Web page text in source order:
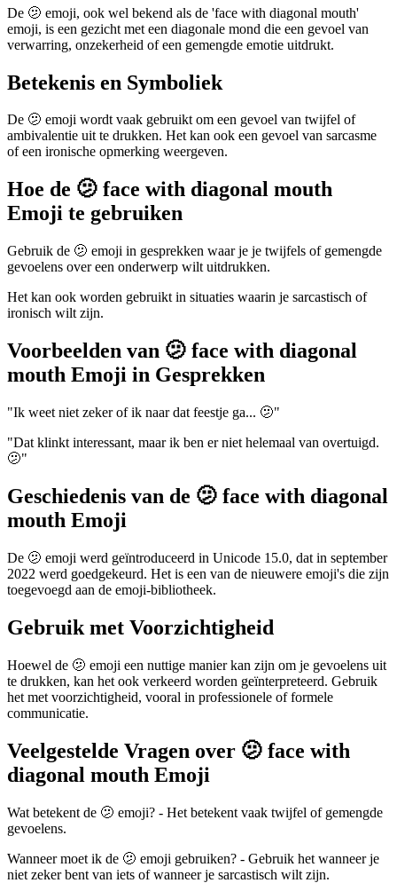
De 🫤 emoji, ook wel bekend als de 'face with diagonal mouth'
emoji, is een gezicht met een diagonale mond die een gevoel van
verwarring, onzekerheid of een gemengde emotie uitdrukt.
Betekenis en Symboliek
De 🫤 emoji wordt vaak gebruikt om een gevoel van twijfel of
ambivalentie uit te drukken. Het kan ook een gevoel van sarcasme
of een ironische opmerking weergeven.
Hoe de 🫤 face with diagonal mouth
Emoji te gebruiken
Gebruik de 🫤 emoji in gesprekken waar je je twijfels of gemengde
gevoelens over een onderwerp wilt uitdrukken.
Het kan ook worden gebruikt in situaties waarin je sarcastisch of
ironisch wilt zijn.
Voorbeelden van 🫤 face with diagonal
mouth Emoji in Gesprekken
"Ik weet niet zeker of ik naar dat feestje ga... 🫤"
"Dat klinkt interessant, maar ik ben er niet helemaal van overtuigd.
🫤"
Geschiedenis van de 🫤 face with diagonal
mouth Emoji
De 🫤 emoji werd geïntroduceerd in Unicode 15.0, dat in september
2022 werd goedgekeurd. Het is een van de nieuwere emoji's die zijn
toegevoegd aan de emoji-bibliotheek.
Gebruik met Voorzichtigheid
Hoewel de 🫤 emoji een nuttige manier kan zijn om je gevoelens uit
te drukken, kan het ook verkeerd worden geïnterpreteerd. Gebruik
het met voorzichtigheid, vooral in professionele of formele
communicatie.
Veelgestelde Vragen over 🫤 face with
diagonal mouth Emoji
Wat betekent de 🫤 emoji? - Het betekent vaak twijfel of gemengde
gevoelens.
Wanneer moet ik de 🫤 emoji gebruiken? - Gebruik het wanneer je
niet zeker bent van iets of wanneer je sarcastisch wilt zijn.